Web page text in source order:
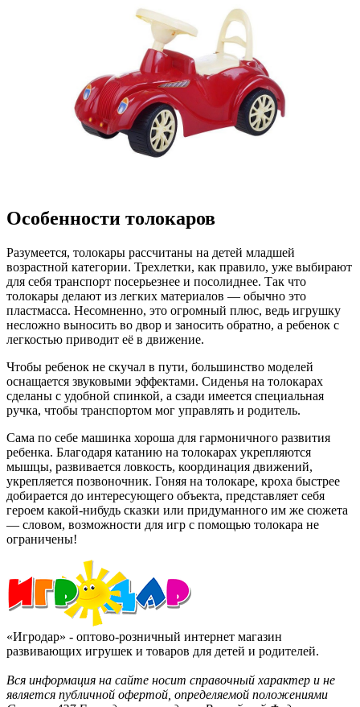
Особенности толокаров
Разумеется, толокары рассчитаны на детей младшей
возрастной категории. Трехлетки, как правило, уже выбирают
для себя транспорт посерьезнее и посолиднее. Так что
толокары делают из легких материалов — обычно это
пластмасса. Несомненно, это огромный плюс, ведь игрушку
несложно выносить во двор и заносить обратно, а ребенок с
легкостью приводит её в движение.
Чтобы ребенок не скучал в пути, большинство моделей
оснащается звуковыми эффектами. Сиденья на толокарах
сделаны с удобной спинкой, а сзади имеется специальная
ручка, чтобы транспортом мог управлять и родитель.
Сама по себе машинка хороша для гармоничного развития
ребенка. Благодаря катанию на толокарах укрепляются
мышцы, развивается ловкость, координация движений,
укрепляется позвоночник. Гоняя на толокаре, кроха быстрее
добирается до интересующего объекта, представляет себя
героем какой-нибудь сказки или придуманного им же сюжета
— словом, возможности для игр с помощью толокара не
ограничены!
«Игродар» - оптово-розничный интернет магазин
развивающих игрушек и товаров для детей и родителей.
Вся информация на сайте носит справочный характер и не
является публичной офертой, определяемой положениями